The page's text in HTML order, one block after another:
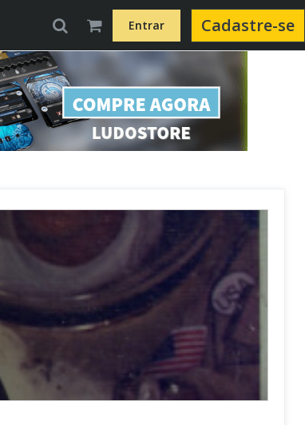
Entrar Cadastre-se